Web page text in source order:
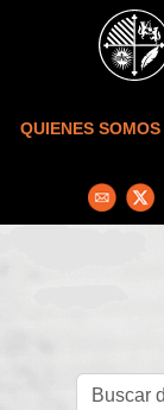
Skip to main content
QUIENES SOMOS